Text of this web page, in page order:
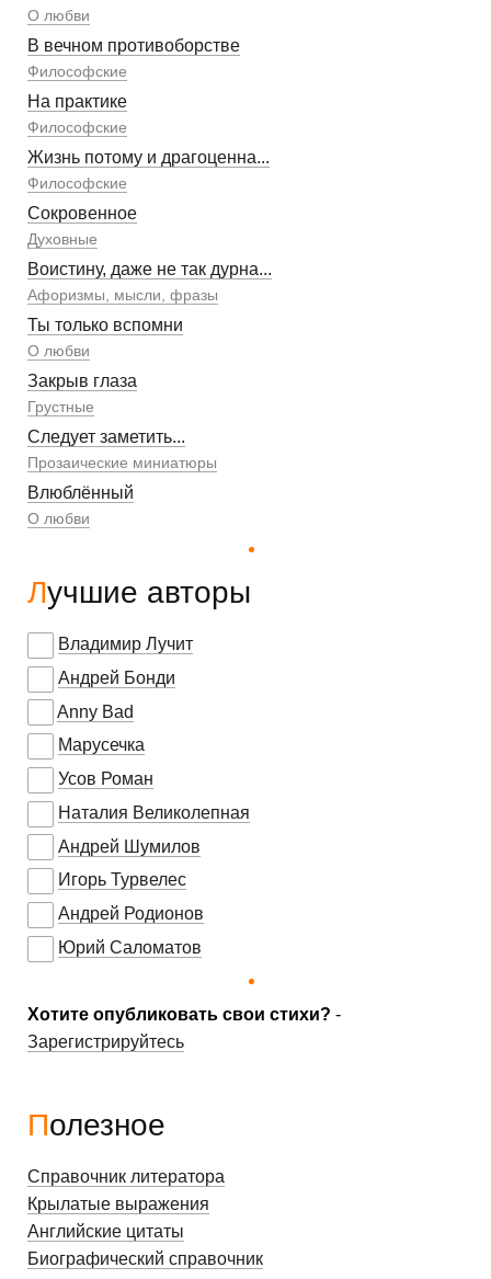
О любви
В вечном противоборстве
Философские
На практике
Философские
Жизнь потому и драгоценна...
Философские
Сокровенное
Духовные
Воистину, даже не так дурна...
Афоризмы, мысли, фразы
Ты только вспомни
О любви
Закрыв глаза
Грустные
Следует заметить...
Прозаические миниатюры
Влюблённый
О любви
Лучшие авторы
Владимир Лучит
Андрей Бонди
Anny Bad
Марусечка
Усов Роман
Наталия Великолепная
Андрей Шумилов
Игорь Турвелес
Андрей Родионов
Юрий Саломатов
Хотите опубликовать свои стихи? -
Зарегистрируйтесь
Полезное
Справочник литератора
Крылатые выражения
Английские цитаты
Биографический справочник